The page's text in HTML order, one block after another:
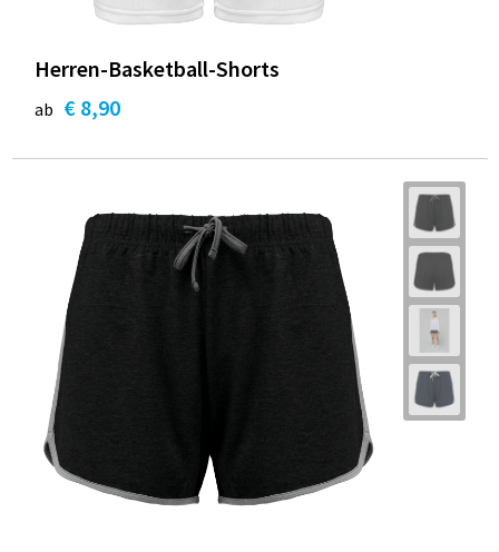
Herren-Basketball-Shorts
ab € 8,90